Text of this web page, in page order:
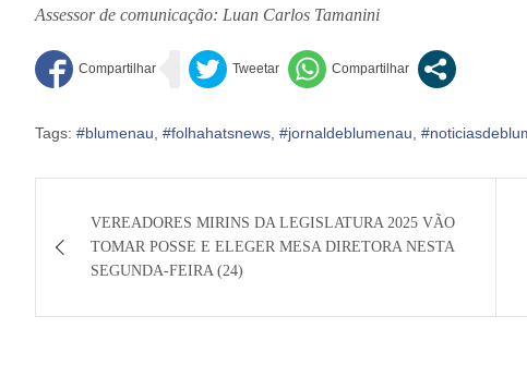
Assessor de comunicação: Luan Carlos Tamanini
Tags: #blumenau #folhahatsnews #jornaldeblumenau
de
Post
VEREADORES MIRINS DA LEGISLATURA 2025 VÃO
TOMAR POSSE E ELEGER MESA DIRETORA NESTA
SEGUNDA-FEIRA (24)